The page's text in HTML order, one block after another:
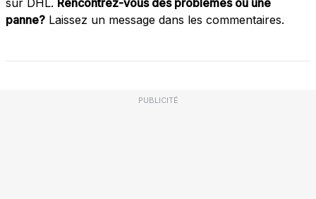
panne? Laissez un message dans les commentaires.
PUBLICITÉ